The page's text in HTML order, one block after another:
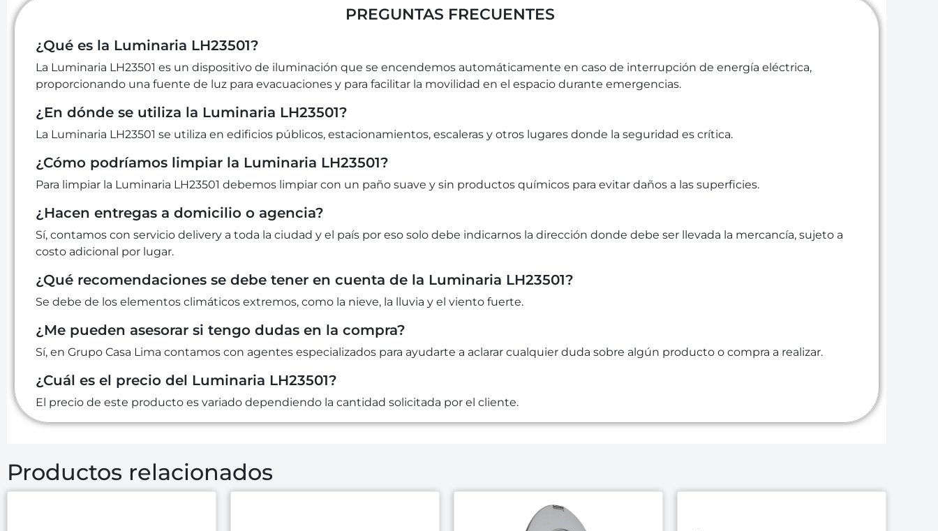
PREGUNTAS FRECUENTES
¿Qué es la Luminaria LH23501?
La Luminaria LH23501 es un dispositivo de iluminación que se encendemos automáticamente en caso de interrupción de energía eléctrica,
proporcionando una fuente de luz para evacuaciones y para facilitar la movilidad en el espacio durante emergencias.
¿En dónde se utiliza la Luminaria LH23501?
La Luminaria LH23501 se utiliza en edificios públicos, estacionamientos, escaleras y otros lugares donde la seguridad es crítica.
¿Cómo podríamos limpiar la Luminaria LH23501?
Para limpiar la Luminaria LH23501 debemos limpiar con un paño suave y sin productos químicos para evitar daños a las superficies.
¿Hacen entregas a domicilio o agencia?
Sí, contamos con servicio delivery a toda la ciudad y el país por eso solo debe indicarnos la dirección donde debe ser llevada la mercancía, sujeto a
costo adicional por lugar.
¿Qué recomendaciones se debe tener en cuenta de la Luminaria LH23501?
Se debe de los elementos climáticos extremos, como la nieve, la lluvia y el viento fuerte.
¿Me pueden asesorar si tengo dudas en la compra?
Sí, en Grupo Casa Lima contamos con agentes especializados para ayudarte a aclarar cualquier duda sobre algún producto o compra a realizar.
¿Cuál es el precio del Luminaria LH23501?
El precio de este producto es variado dependiendo la cantidad solicitada por el cliente.
Productos relacionados